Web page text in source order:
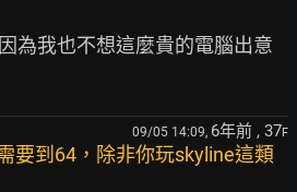
為我也不想這麼貴的電腦出意
09/05 14:09, 6年前 , 37F
要到64，除非你玩skyline這類